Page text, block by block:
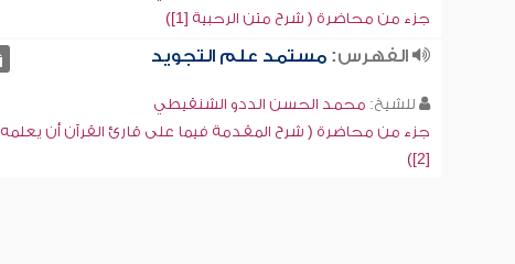
جزء من محاضرة ( شرح متن الرحبية [1])
الفهرس:مستمد علم التجويد
للشيخ: محمد الحسن الددو الشنقيطي
جزء من محاضرة ( شرح المقدمة فيما على قارئ القرآن أن يعلمه
[2])